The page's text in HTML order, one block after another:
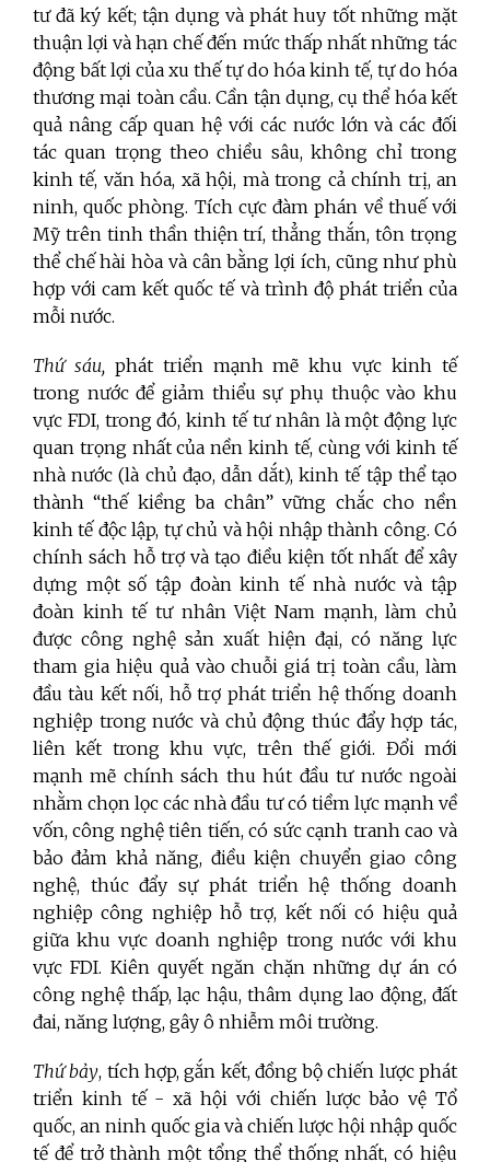
tưđã ký kết; tận dụng và phát huy tốt những mặt
thuận lợi và hạn chế đến mức thấp nhất những tác
động bất lợi của xu thế tự do hóa kinh tế, tự do hóa
thương mại toàn cầu. Cần tận dụng, cụ thể hóa kết
quả nâng cấp quan hệ với các nước lớn và các đối
tác quan trọng theo chiều sâu, không chỉ trong
kinh tế, văn hóa, xã hội, mà trong cả chính trị, an
ninh, quốc phòng. Tích cực đàm phán về thuế với
Mỹ trên tinh thần thiện trí, thẳng thắn, tôn trọng
thể chế hài hòa và cân bằng lợi ích, cũng như phù
hợp với cam kết quốc tế và trình độ phát triển của
mỗi nước.
Thứ sáu, phát triển mạnh mẽ khu vực kinh tế
trong nước để giảm thiểu sự phụ thuộc vào khu
vực FDI, trong đó, kinh tế tư nhân là một động lực
quan trọng nhất của nền kinh tế, cùng với kinh tế
nhà nước (là chủ đạo, dẫn dắt), kinh tế tập thể tạo
thành “thế kiềng ba chân” vững chắc cho nền
kinh tế độc lập, tự chủ và hội nhập thành công. Có
chính sách hỗ trợ và tạo điều kiện tốt nhất để xây
dựng một số tập đoàn kinh tế nhà nước và tập
đoàn kinh tế tư nhân Việt Nam mạnh, làm chủ
được công nghệ sản xuất hiện đại, có năng lực
tham gia hiệu quả vào chuỗi giá trị toàn cầu, làm
đầu tàu kết nối, hỗ trợ phát triển hệ thống doanh
nghiệp trong nước và chủ động thúc đẩy hợp tác,
liên kết trong khu vực, trên thế giới. Đổi mới
mạnh mẽ chính sách thu hút đầu tư nước ngoài
nhằm chọn lọc các nhà đầu tư có tiềm lực mạnh về
vốn, công nghệ tiên tiến, có sức cạnh tranh cao và
bảo đảm khả năng, điều kiện chuyển giao công
nghệ, thúc đẩy sự phát triển hệ thống doanh
nghiệp công nghiệp hỗ trợ, kết nối có hiệu quả
giữa khu vực doanh nghiệp trong nước với khu
vực FDI. Kiên quyết ngăn chặn những dự án có
công nghệ thấp, lạc hậu, thâm dụng lao động, đất
đai, năng lượng, gây ô nhiễm môi trường.
Thứ bảy, tích hợp, gắn kết, đồng bộ chiến lược phát
triển kinh tế - xã hội với chiến lược bảo vệ Tổ
quốc, an ninh quốc gia và chiến lược hội nhập quốc
tế để trở thành một tổng thể thống nhất, có hiệu